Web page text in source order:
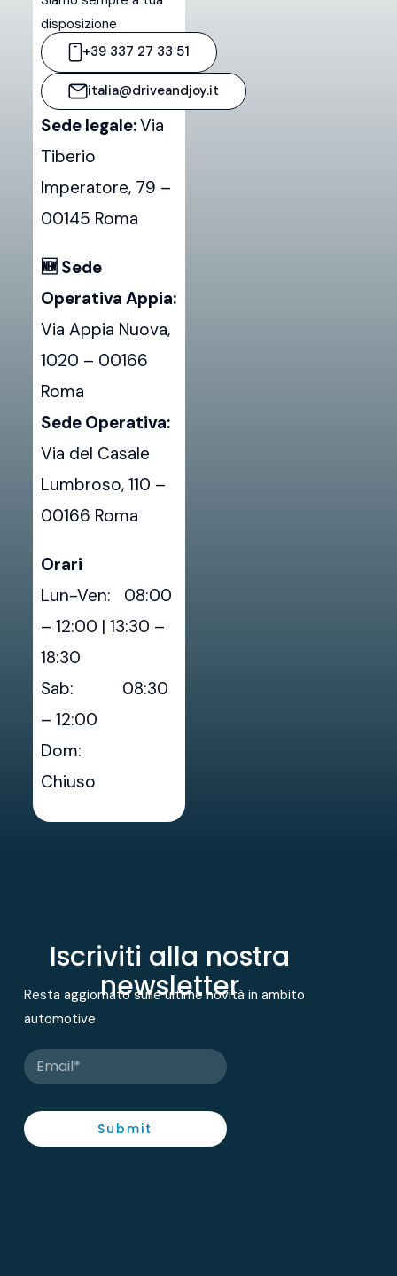
disposizione
+39 337 27 33 51
italia@driveandjoy.it
Sede legale:Via
Tiberio
Imperatore, 79 –
00145 Roma
🆕 Sede
Operativa Appia:
Via Appia Nuova,
1020 – 00166
Roma
Sede Operativa:
Via del Casale
Lumbroso, 110 –
00166 Roma
Orari
Lun-Ven: 08:00
– 12:00 | 13:30 –
18:30
Sab: 08:30
– 12:00
Dom:
Chiuso
Sblocca
Iscriviti alla nostra
newsletter
Resta aggiornato sulle ultime novità in ambito
automotive
Submit